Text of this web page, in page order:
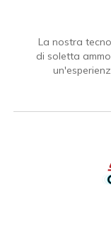
La nostra
di soletta